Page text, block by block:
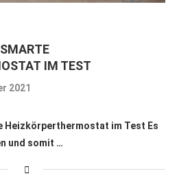
IM TEST
2021
Heizkörperthermostat im Test Es
und somit …